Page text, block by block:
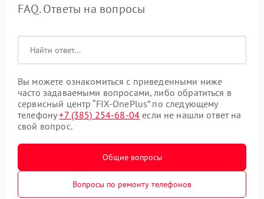
FAQ. Ответы на вопросы
Вы можете ознакомиться с приведенными ниже
часто задаваемыми вопросами, либо обратиться в
сервисный центр “FIX-OnePlus” по следующему
телефону+7 (385) 254-68-04 если не нашли ответ на
свой вопрос.
Общие вопросы
Вопросы по ремонту телефонов